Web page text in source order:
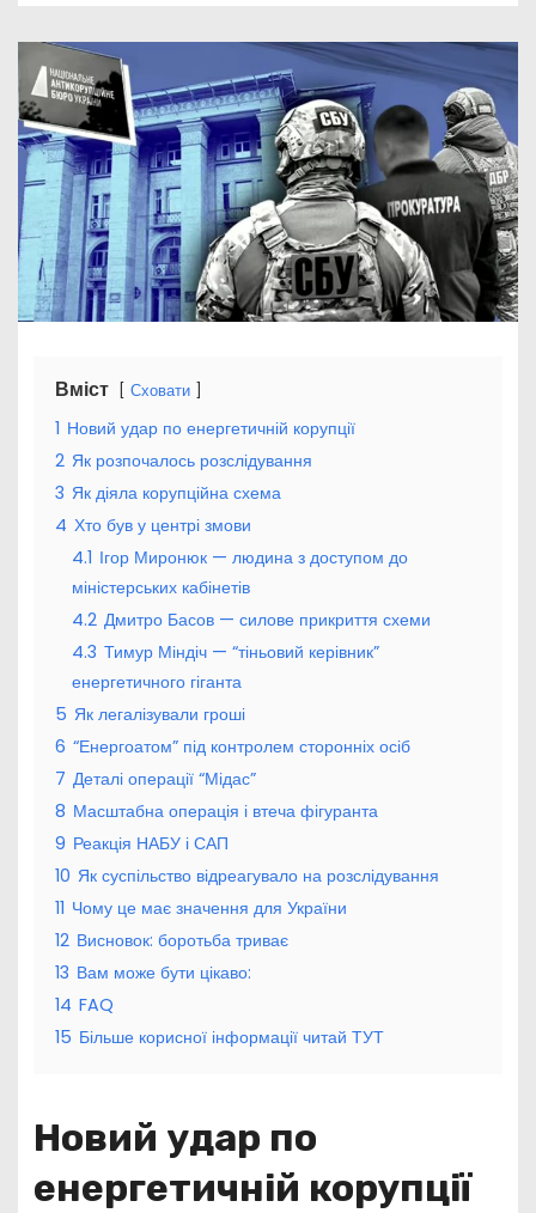
Вміст Сховати
1 Новий удар по енергетичній корупції
2 Як розпочалось розслідування
3 Як діяла корупційна схема
4 Хто був у центрі змови
4.1 Ігор Миронюк — людина з доступом до
міністерських кабінетів
4.2 Дмитро Басов — силове прикриття схеми
4.3 Тимур Міндіч — “тіньовий керівник”
енергетичного гіганта
5 Як легалізували гроші
6 “Енергоатом” під контролем сторонніх осіб
7 Деталі операції “Мідас”
8 Масштабна операція і втеча фігуранта
9 Реакція НАБУ і САП
10 Як суспільство відреагувало на розслідування
11 Чому це має значення для України
12 Висновок: боротьба триває
13 Вам може бути цікаво:
14 FAQ
15 Більше корисної інформації читай ТУТ
Новий удар по
енергетичній корупції